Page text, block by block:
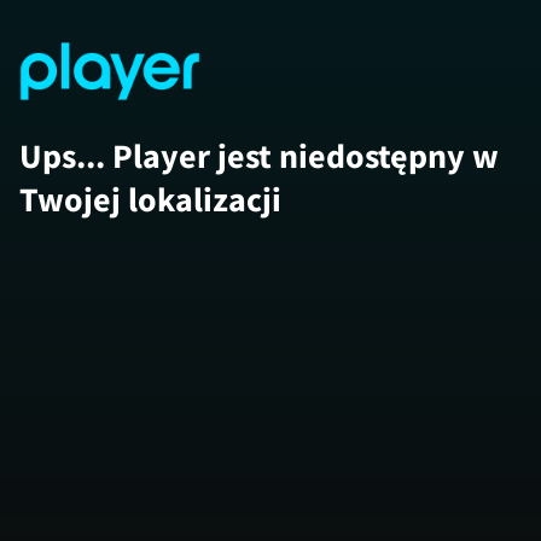
Ups... Player jest niedostępny w
Twojej lokalizacji